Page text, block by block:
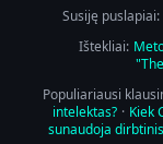
Susiję puslapiai:
Ištekliai:
Populiariausi
intelektas? · Kiek
sunaudoja